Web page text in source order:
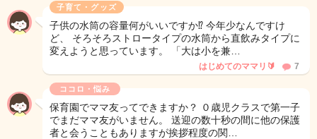
子育て・グッズ
子供の水筒の容量何がいいですか⁉️ 今年少なんですけ
ど、 そろそろストロータイプの水筒から直飲みタイプに
変えようと思っています。 「大は小を兼…
はじめてのママリ🔰 7
ココロ・悩み
保育園でママ友ってできますか？ ０歳児クラスで第一子
でまだママ友がいません。 送迎の数十秒の間に他の保護
者と会うこともありますが挨拶程度の関…